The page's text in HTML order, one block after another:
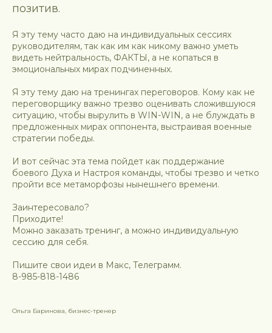
позитив.
Я эту тему часто даю на индивидуальных сессиях
руководителям, так как им как никому важно уметь
видеть нейтральность, ФАКТЫ, а не копаться в
эмоциональных мирах подчиненных.
Я эту тему даю на тренингах переговоров. Кому как не
переговорщику важно трезво оценивать сложившуюся
ситуацию, чтобы вырулить в WIN-WIN, а не блуждать в
предложенных мирах оппонента, выстраивая военные
стратегии победы.
И вот сейчас эта тема пойдет как поддержание
боевого Духа и Настроя команды, чтобы трезво и четко
пройти все метаморфозы нынешнего времени.
Заинтересовало?
Приходите!
Можно заказать тренинг, а можно индивидуальную
сессию для себя.
Пишите свои идеи в Макс, Телеграмм.
8-985-818-1486
Ольга Баринова, бизнес-тренер